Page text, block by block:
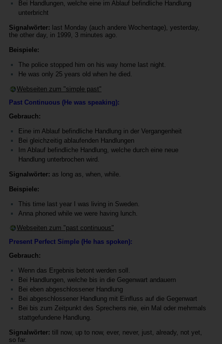
Bei Handlungen, welche eine im Ablauf befindliche Handlung
unterbricht
Signalwörter: last Monday (auch andere Wochentage), yesterday,
the other day, in 1999, 3 minutes ago.
Beispiele:
The police stopped him on his way home last night.
He was only 25 years old when he died.
Webseiten zum "simple past"
Past Continuous (He was speaking):
Gebrauch:
Eine im Ablauf befindliche Handlung in der Vergangenheit
Bei gleichzeitig ablaufenden Handlungen
Im Ablauf befindliche Handlung, welche durch eine neue
Handlung unterbrochen wird.
Signalwörter: as long as, when, while.
Beispiele:
This time last year I was living in Sweden.
Anna phoned while we were having lunch.
Webseiten zum "past continuous"
Present Perfect Simple (He has spoken):
Gebrauch:
Wenn das Ergebnis betont werden soll.
Bei Handlungen, welche bis in die Gegenwart andauern
Bei eben abgeschlossener Handlung
Bei abgeschlossener Handlung mit Einfluss auf die Gegenwart
Bei bis zum Zeitpunkt des Sprechens nie, ein Mal oder mehrmals
stattgefundene Handlung.
Signalwörter: till now, up to now, ever, never, just, already, not yet,
so far.